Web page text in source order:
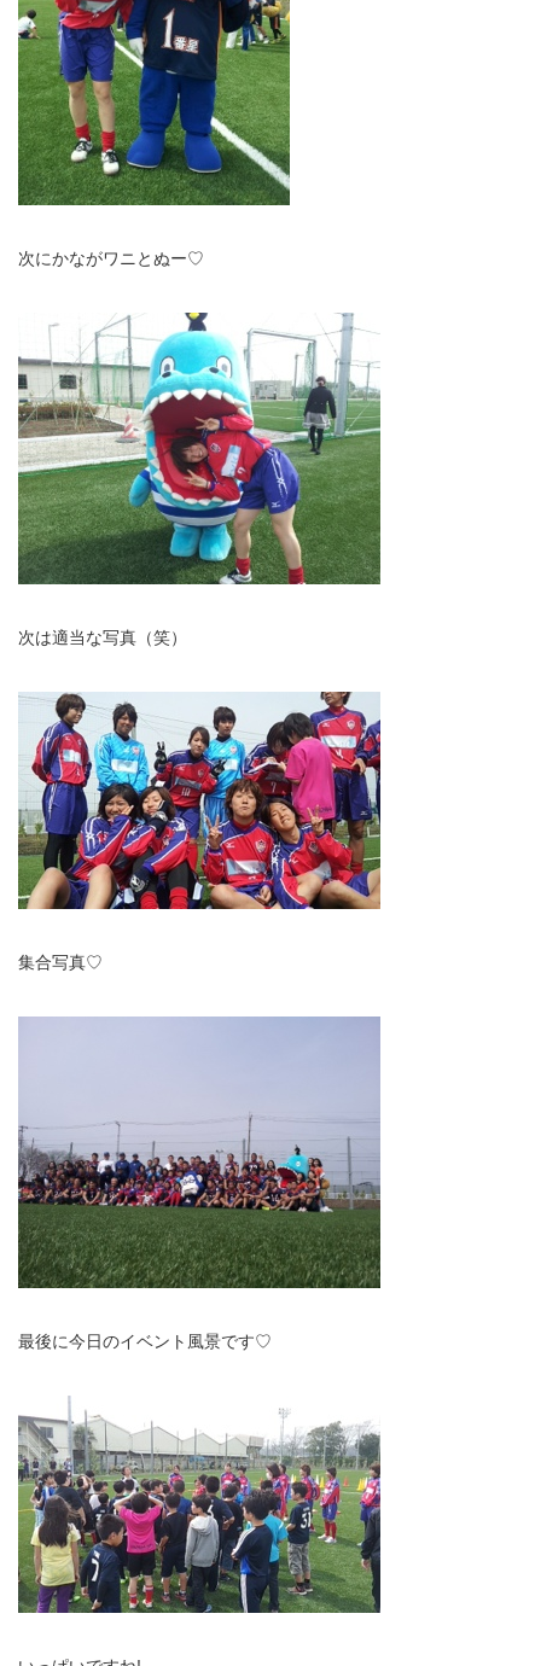
次にかながワニとぬー♡
次は適当な写真（笑）
集合写真♡
最後に今日のイベント風景です♡